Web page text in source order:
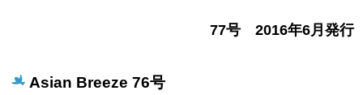
77号 2016年6月発行
Asian Breeze 76号